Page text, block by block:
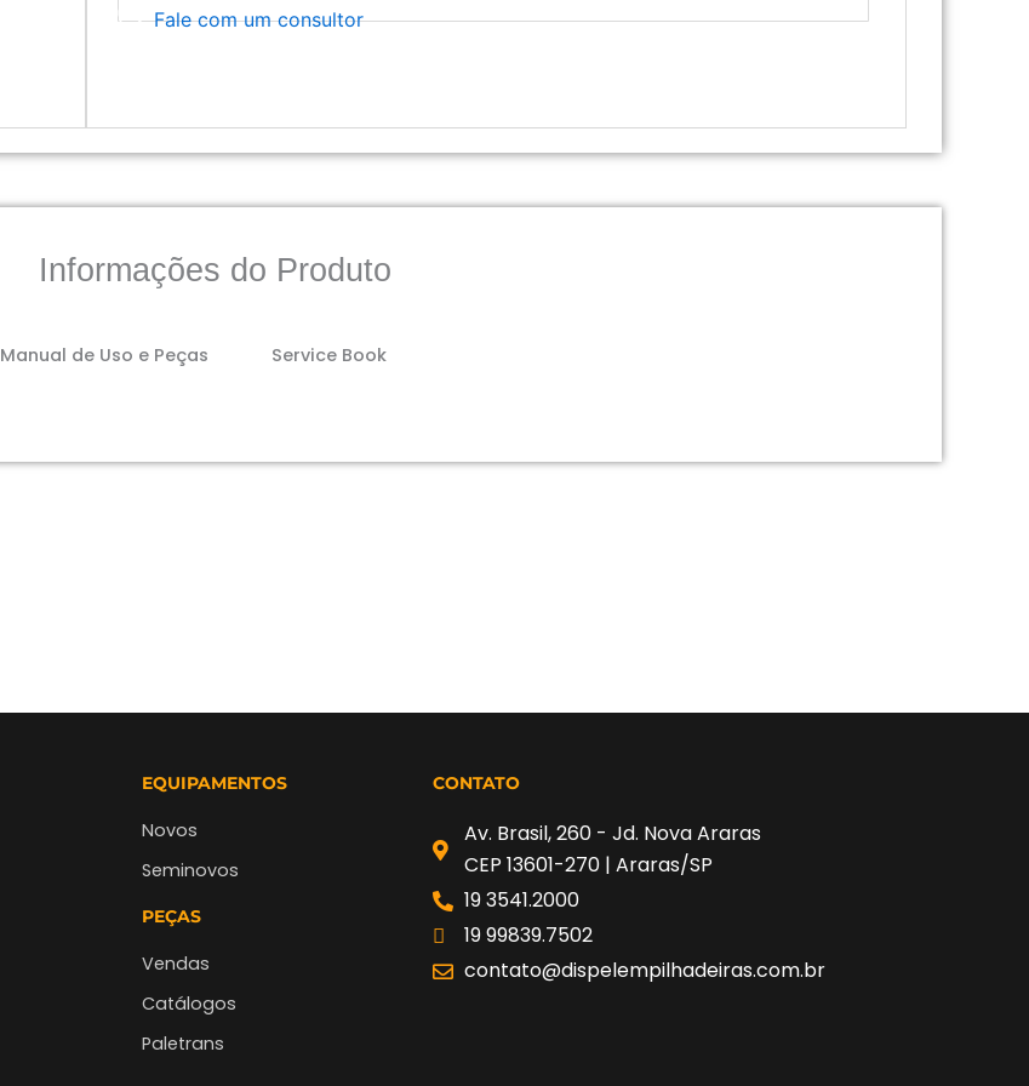
Fale com um consultor
Informações do Produto
Manual de Uso e Peças Service Book
EQUIPAMENTOS
Novos
Seminovos
PEÇAS
Vendas
Catálogos
Paletrans
CONTATO
Av. Brasil, 260 - Jd. Nova Araras
CEP 13601-270 | Araras/SP
19 3541.2000
19 99839.7502
contato@dispelempilhadeiras.com.br